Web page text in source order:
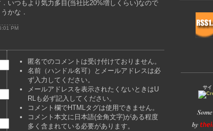
いつもより気力多目(当社比20%増しくらい)なので
かな．
PM
匿名でのコメントは受け付けておりません。
名前（ハンドル名可）とメールアドレスは必
ず入力してください。
メールアドレスを表示されたくないときはU
RLも必ず記入してください。
コメント欄でHTMLタグは使用できません。
コメント本文に日本語(全角文字)がある程度
多く含まれている必要があります。
サイ